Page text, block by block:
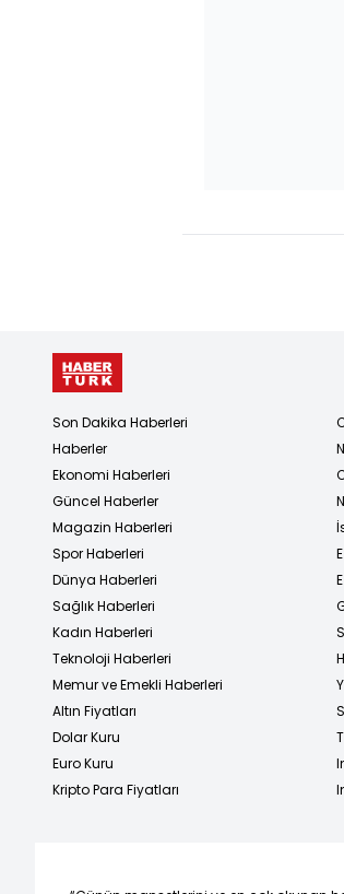
Son Dakika Haberleri
Haberler
Ekonomi Haberleri
Güncel Haberler
Magazin Haberleri
Spor Haberleri
Dünya Haberleri
Sağlık Haberleri
Kadın Haberleri
Teknoloji Haberleri
Memur ve Emekli Haberleri
Altın Fiyatları
Dolar Kuru
Euro Kuru
Kripto Para Fiyatları